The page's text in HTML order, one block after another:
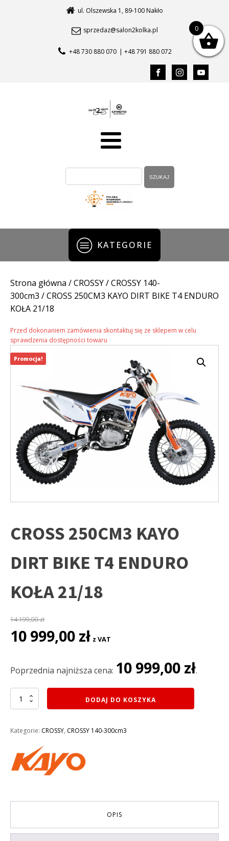
ul. Olszewska 1, 89-100 Nakło
sprzedaz@salon2kolka.pl
+48 730 880 070 | +48 791 880 072
KATEGORIE
Strona główna /CROSSY/CROSSY 140-
300cm3 / CROSS 250CM3 KAYO DIRT BIKE T4 ENDURO
KOŁA 21/18
Przed dokonaniem zamówienia skontaktuj się ze sklepem w celu
sprawdzenia dostępności towaru
CROSS 250CM3 KAYO
DIRT BIKE T4 ENDURO
KOŁA 21/18
14 199,00zł
Pierwotna
cena
14
10 999,00 zł cena
10
z VAT
Poprzednia najniższa cena: 10 999,00 zł.
ilość
CROSS
DIRT
T4
ENDURO
DODAJ DO KOSZYKA
Kategorie: CROSSY, CROSSY 140-300cm3
Promocja!
OPIS
0